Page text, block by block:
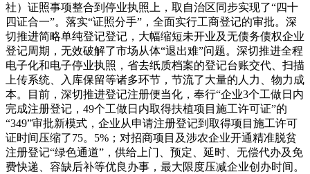
社）证照事项整合到停业执照上，取自治区同步实现了“四十
四证合一”。落实“证照分手”，全面实行工商登记的审批。深
切推进简略单纯登记登记，大幅缩短未开业及无债务债权企业
登记周期，无效破解了市场从体“退出难”问题。深切推进全程
电子化和电子停业执照，省去纸质档案的登记台账交代、扫描
上传系统、入库保留等诸多环节，节流了大量的人力、物力成
本。目前，深切推进登记注册便当化，奉行“企业3个工做日内
完成注册登记，49个工做日内取得扶植项目施工许可证”的
“349”审批新模式，企业从申请注册登记到取得项目施工许可
证时间压缩了75。5%；对招商项目及涉农企业开通精准脱贫
注册登记“绿色通道”，供给上门、预定、延时、无偿代办及免
费快递、容缺后补等优良办事，最大限度压减企业创办时间。